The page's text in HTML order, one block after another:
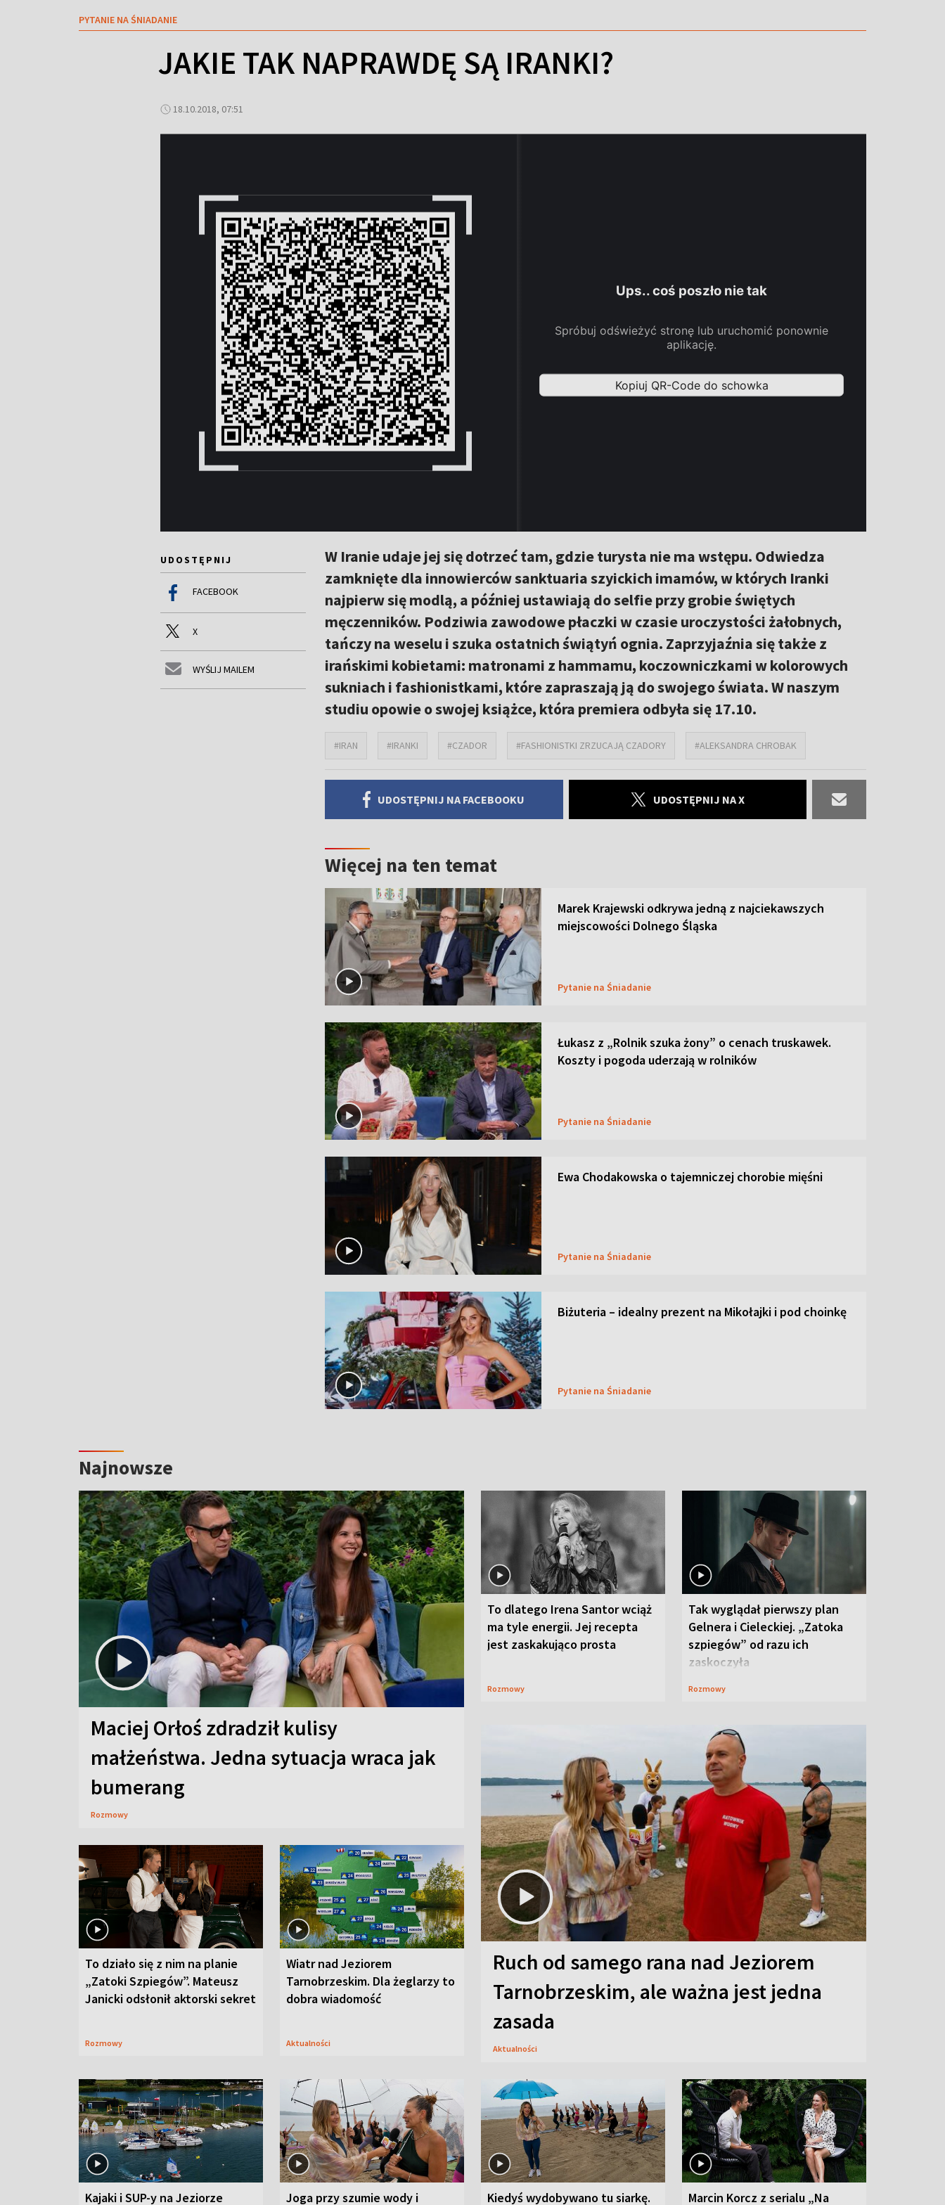
PYTANIE NA ŚNIADANIE
JAKIE TAK NAPRAWDĘ SĄ IRANKI?
18.10.2018, 07:51
UDOSTĘPNIJ
FACEBOOK
X
WYŚLIJ MAILEM
W Iranie udaje jej się dotrzeć tam, gdzie turysta nie ma wstępu. Odwiedza
zamknięte dla innowierców sanktuaria szyickich imamów, w których Iranki
najpierw się modlą, a później ustawiają do selfie przy grobie świętych
męczenników. Podziwia zawodowe płaczki w czasie uroczystości żałobnych,
tańczy na weselu i szuka ostatnich świątyń ognia. Zaprzyjaźnia się także z
irańskimi kobietami: matronami z hammamu, koczowniczkami w kolorowych
sukniach i fashionistkami, które zapraszają ją do swojego świata. W naszym
studiu opowie o swojej książce, która premiera odbyła się 17.10.
#IRAN #IRANKI #CZADOR #FASHIONISTKI ZRZUCAJĄ CZADORY #ALEKSANDRA CHROBAK
UDOSTĘPNIJ NA FACEBOOKU UDOSTĘPNIJ NA X
Więcej na ten temat
Marek Krajewski odkrywa jedną z najciekawszych
miejscowości Dolnego Śląska
Pytanie na Śniadanie
Łukasz z „Rolnik szuka żony” o cenach truskawek.
Koszty i pogoda uderzają w rolników
Pytanie na Śniadanie
Ewa Chodakowska o tajemniczej chorobie mięśni
Pytanie na Śniadanie
Biżuteria – idealny prezent na Mikołajki i pod choinkę
Pytanie na Śniadanie
Najnowsze
Maciej Orłoś zdradził kulisy
małżeństwa. Jedna sytuacja wraca jak
bumerang
Rozmowy
To dlatego Irena Santor wciąż
ma tyle energii. Jej recepta
jest zaskakująco prosta
Rozmowy
Tak wyglądał pierwszy plan
Gelnera i Cieleckiej. „Zatoka
szpiegów” od razu ich
zaskoczyła
Rozmowy
To działo się z nim na planie
„Zatoki Szpiegów”. Mateusz
Janicki odsłonił aktorski sekret
Rozmowy
Wiatr nad Jeziorem
Tarnobrzeskim. Dla żeglarzy to
dobra wiadomość
Aktualności
Ruch od samego rana nad Jeziorem
Tarnobrzeskim, ale ważna jest jedna
zasada
Aktualności
Kajaki i SUP-y na Jeziorze Joga przy szumie wody i Kiedyś wydobywano tu siarkę. Marcin Korcz z serialu „Na